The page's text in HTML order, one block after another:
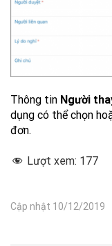
Thông tin Người
dụng có thể chọn
đơn.
Lượt xem: 177
Cập nhật 10/12/2019